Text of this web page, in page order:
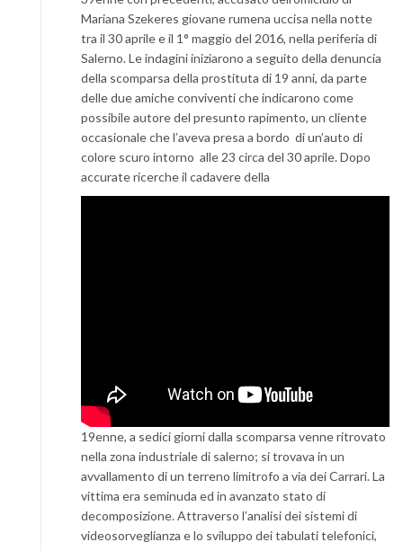
Mariana Szekeres giovane rumena uccisa nella notte
tra il 30 aprile e il 1° maggio del 2016, nella periferia di
Salerno. Le indagini iniziarono a seguito della denuncia
della scomparsa della prostituta di 19 anni, da parte
delle due amiche conviventi che indicarono come
possibile autore del presunto rapimento, un cliente
occasionale che l’aveva presa a bordo di un’auto di
colore scuro intorno alle 23 circa del 30 aprile. Dopo
accurate ricerche il cadavere della
19enne, a sedici giorni dalla scomparsa venne ritrovato
nella zona industriale di salerno; si trovava in un
avvallamento di un terreno limitrofo a via dei Carrari. La
vittima era seminuda ed in avanzato stato di
decomposizione. Attraverso l’analisi dei sistemi di
videosorveglianza e lo sviluppo dei tabulati telefonici,